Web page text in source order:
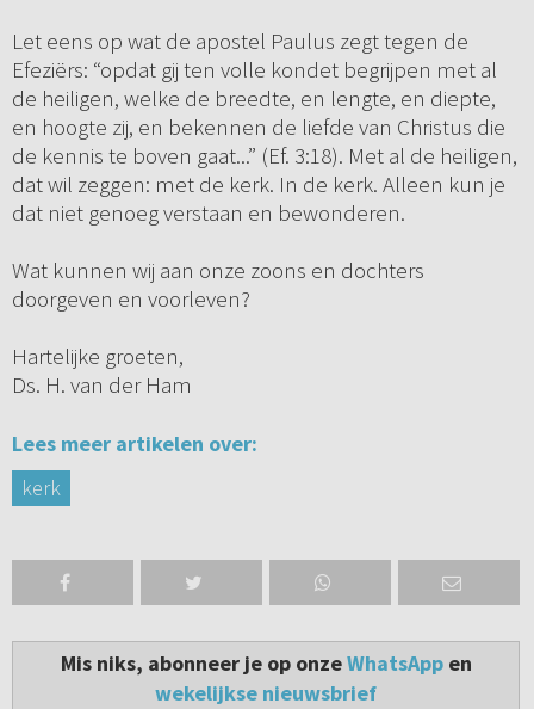
Let eens op wat de apostel Paulus zegt tegen de
Efeziërs: “opdat gij ten volle kondet begrijpen met al
de heiligen, welke de breedte, en lengte, en diepte,
en hoogte zij, en bekennen de liefde van Christus die
de kennis te boven gaat...” (Ef. 3:18). Met al de heiligen,
dat wil zeggen: met de kerk. In de kerk. Alleen kun je
dat niet genoeg verstaan en bewonderen.
Wat kunnen wij aan onze zoons en dochters
doorgeven en voorleven?
Hartelijke groeten,
Ds. H. van der Ham
Lees meer artikelen over:
kerk
Mis niks, abonneer je op onzeWhatsAppen
wekelijkse nieuwsbrief